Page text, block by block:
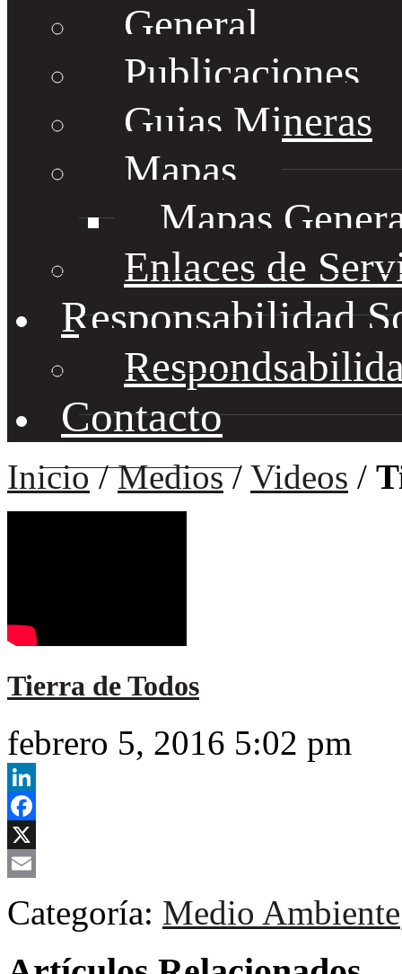
General
Publicaciones
Guias Mineras
Mapas
Mapas
Enlaces de
Responsabilidad
Contacto
Inicio/Medios/ Videos /
Tierra de Todos
febrero 5, 2016 5:02 pm
LinkedIn
Facebook
X
Categoría: Medio Ambiente